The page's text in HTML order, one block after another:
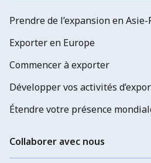
Prendre de l’expansion en
Exporter en Europe
Commencer à exporter
Développer vos activités
Étendre votre présence
Collaborer avec nous